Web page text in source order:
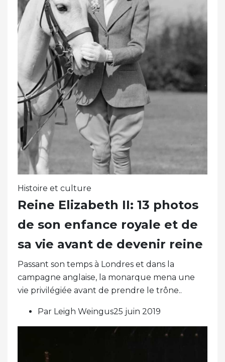
Histoire et culture
Reine Elizabeth II: 13 photos
de son enfance royale et de
sa vie avant de devenir reine
Passant son temps à Londres et dans la
campagne anglaise, la monarque mena une
vie privilégiée avant de prendre le trône..
Par Leigh Weingus25 juin 2019